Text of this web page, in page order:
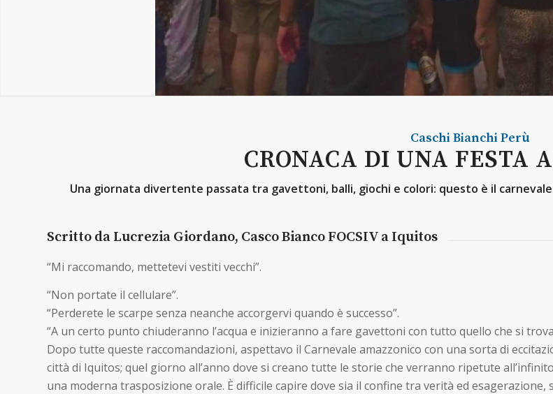
Caschi BianchiPerù
CRONACA DI UNA FESTA
Una giornata divertente passata tra gavettoni, balli, giochi e colori: questo è il carnevale
Scritto da Lucrezia Giordano, Casco Bianco FOCSIV a Iquitos
“Mi raccomando, mettetevi vestiti vecchi”.
“Non portate il cellulare”.
“Perderete le scarpe senza neanche accorgervi quando è successo”.
“A un certo punto chiuderanno l’acqua e inizieranno a fare gavettoni con tutto quello che si
Dopo tutte queste raccomandazioni, aspettavo il Carnevale amazzonico con una sorta di
città di Iquitos; quel giorno all’anno dove si creano tutte le storie che verranno ripetute
una moderna trasposizione orale. È difficile capire dove sia il confine tra verità ed